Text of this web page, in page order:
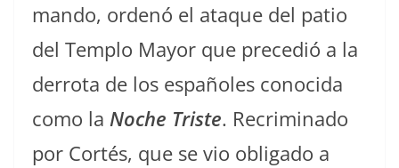
mando, ordenó el ataque del patio
del Templo Mayor que precedió a la
derrota de los españoles conocida
como la Noche Triste. Recriminado
por Cortés, que se vio obligado a